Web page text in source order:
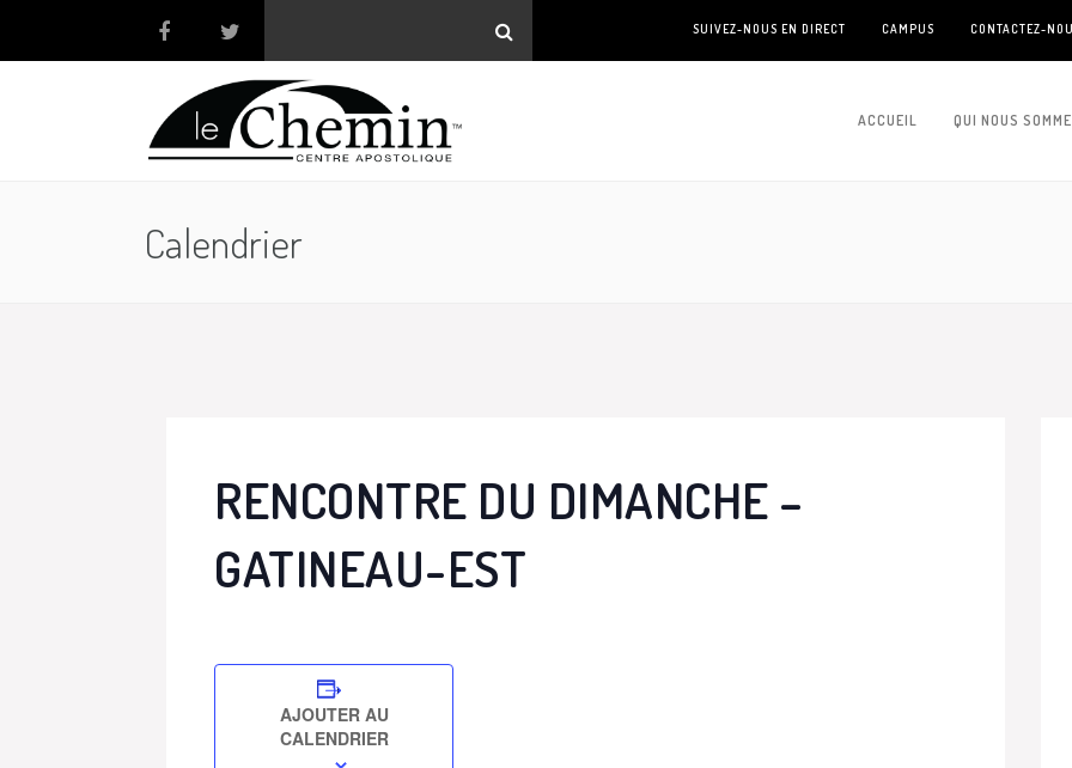
SUIVEZ-NOUS EN DIRECT CAMPUS CONTACTEZ-
ACCUEIL QUI NOUS
Calendrier
RENCONTRE DU DIMANCHE –
GATINEAU-EST
AJOUTER AU
CALENDRIER